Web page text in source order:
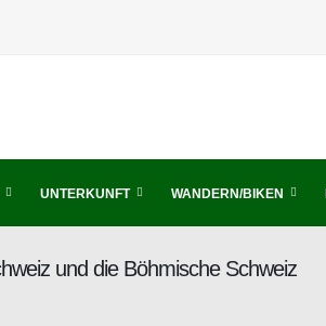
UNTERKUNFT WANDERN/BIKEN
und die Böhmische Schweiz